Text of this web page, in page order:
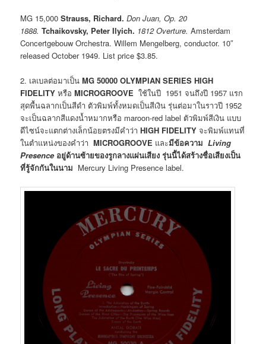
MG 15,000Strauss, Richard. Don Juan, Op. 20
1888. Tchaikovsky, Peter Ilyich. 1812 Overture. Amsterdam
Concertgebouw Orchestra. Willem Mengelberg, conductor. 10″
released October 1949. List price $3.85.
2. เลเบลต่อมาเป็นMG 50000 OLYMPIAN SERIES HIGH
FIDELITY หรือMICROGROOVE ใช้ในปี 1951 จนถึงปี 1957 แรก
สุดพื้นฉลากเป็นสีดำ ตัวพิมพ์ทั้งหมดเป็นสีเงิน รุ่นต่อมาในราวปี 1952
จะเป็นฉลากสีแดงน้ำหมากหรือ maroon-red label ตัวพิมพ์สีเงิน แบบ
ดีไซน์จะแตกต่างเล็กน้อยตรงมีคำว่าHIGH FIDELITY จะพิมพ์แทนที่
ในตำแหน่งของคำว่าMICROGROOVE และมีข้อความ Living
Presence อยู่ด้านซ้ายของรูกลางแผ่นเสียง รุ่นนี้ได้สร้างชื่อเสียงเป็น
ที่รู้จักกันในนาม Mercury Living Presence label.